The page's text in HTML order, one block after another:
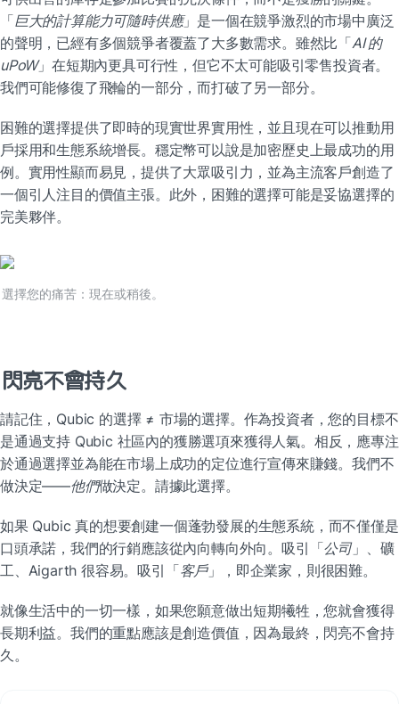
「巨大的計算能力可隨時供應」是一個在競爭激烈的市場中廣泛
的聲明，已經有多個競爭者覆蓋了大多數需求。雖然比「AI 的
uPoW」在短期內更具可行性，但它不太可能吸引零售投資者。
我們可能修復了飛輪的一部分，而打破了另一部分。
困難的選擇提供了即時的現實世界實用性，並且現在可以推動用
戶採用和生態系統增長。穩定幣可以說是加密歷史上最成功的用
例。實用性顯而易見，提供了大眾吸引力，並為主流客戶創造了
一個引人注目的價值主張。此外，困難的選擇可能是妥協選擇的
完美夥伴。
選擇您的痛苦：現在或稍後。
閃亮不會持久
請記住，Qubic 的選擇 ≠ 市場的選擇。作為投資者，您的目標不
是通過支持 Qubic 社區內的獲勝選項來獲得人氣。相反，應專注
於通過選擇並為能在市場上成功的定位進行宣傳來賺錢。我們不
做決定——他們做決定。請據此選擇。
如果 Qubic 真的想要創建一個蓬勃發展的生態系統，而不僅僅是
口頭承諾，我們的行銷應該從內向轉向外向。吸引「公司」、礦
工、Aigarth 很容易。吸引「客戶」，即企業家，則很困難。
就像生活中的一切一樣，如果您願意做出短期犧牲，您就會獲得
長期利益。我們的重點應該是創造價值，因為最終，閃亮不會持
久。